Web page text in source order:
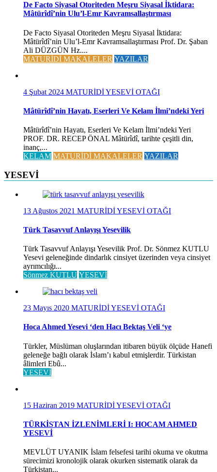
De Facto Siyasal Otoriteden Meşru Siyasal İktidara:
Mâtürîdî’nin Ulu’l-Emr Kavramsallaştırması
De Facto Siyasal Otoriteden Meşru Siyasal İktidara:
Mâtürîdî’nin Ulu’l-Emr Kavramsallaştırması Prof. Dr. Şaban
Ali DÜZGÜN Hz....
MATURİDİ MAKALELER YAZILAR
4 Şubat 2024 MATURİDİ YESEVİ OTAĞI
Mâtürîdî’nin Hayatı, Eserleri Ve Kelam İlmi’ndeki Yeri
Mâtürîdî’nin Hayatı, Eserleri Ve Kelam İlmi’ndeki Yeri
PROF. DR. RECEP ÖNAL Mâtürîdî, tarihte çeşitli din,
inanç,...
KELAM MATURİDİ MAKALELER YAZILAR
YESEVİ
13 Ağustos 2021 MATURİDİ YESEVİ OTAĞI
Türk Tasavvuf Anlayışı Yesevilik
Türk Tasavvuf Anlayışı Yesevilik Prof. Dr. Sönmez KUTLU
Yesevi geleneğinde dindarlık cinsiyet üzerinden veya cinsiyet
ayrımcılığı...
Sönmez KUTLU YESEVİ
23 Mayıs 2020 MATURİDİ YESEVİ OTAĞI
Hoca Ahmed Yesevi ‘den Hacı Bektaş Veli ‘ye
Türkler, Müslüman oluşlarından itibaren büyük ölçüde Hanefi
geleneğe bağlı olarak İslam’ı kabul etmişlerdir. Türkistan
âlimleri Ebû...
YESEVİ
15 Haziran 2019 MATURİDİ YESEVİ OTAĞI
TÜRKİSTAN İZLENİMLERİ I: HOCAM AHMED
YESEVİ
MEVLÜT UYANIK İslam felsefesi tarihi okuma ve okutma
sürecimizi kronolojik olarak okurken sistematik olarak da
Türkistan...